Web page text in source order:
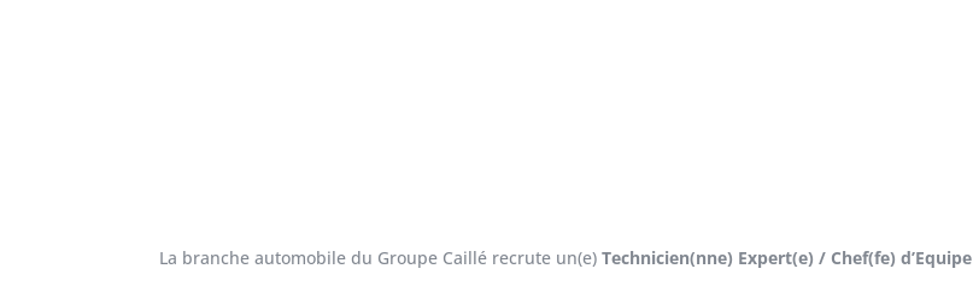
La branche automobile du Groupe Caillé recrute un(e) Technicien(nne) Expert(e) / Chef(fe) d’Equipe